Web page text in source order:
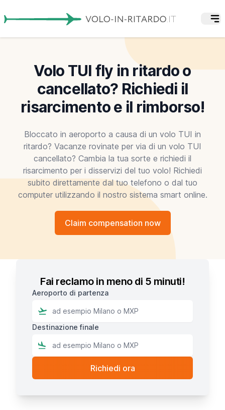
Volo TUI fly in ritardo o
cancellato? Richiedi il
risarcimento e il rimborso!
Bloccato in aeroporto a causa di un volo TUI in
ritardo? Vacanze rovinate per via di un volo TUI
cancellato? Cambia la tua sorte e richiedi il
risarcimento per i disservizi del tuo volo! Richiedi
subito direttamente dal tuo telefono o dal tuo
computer utilizzando il nostro sistema smart online.
Claim compensation now
Fai reclamo in meno di 5 minuti!
Aeroporto di partenza
Destinazione finale